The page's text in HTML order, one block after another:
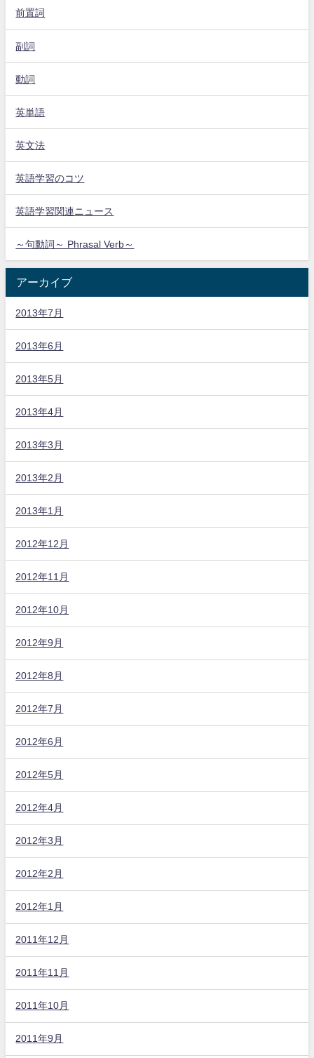
前置詞
副詞
動詞
英単語
英文法
英語学習のコツ
英語学習関連ニュース
～句動詞～ Phrasal Verb～
アーカイブ
2013年7月
2013年6月
2013年5月
2013年4月
2013年3月
2013年2月
2013年1月
2012年12月
2012年11月
2012年10月
2012年9月
2012年8月
2012年7月
2012年6月
2012年5月
2012年4月
2012年3月
2012年2月
2012年1月
2011年12月
2011年11月
2011年10月
2011年9月